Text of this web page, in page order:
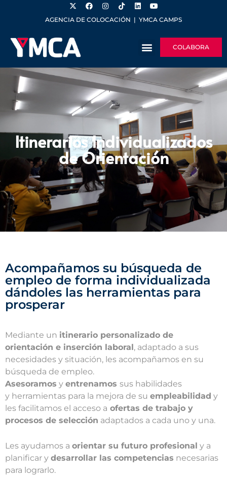
AGENCIA DE COLOCACIÓN | YMCA CAMPS
COLABORA
Itinerarios Individualizados
de Orientación
Acompañamos su búsqueda de
empleo de forma individualizada
dándoles las herramientas para
prosperar
Mediante un itinerario personalizado de
orientación e inserción laboral, adaptado a sus
necesidades y situación, les acompañamos en su
búsqueda de empleo.
Asesoramos y entrenamos sus habilidades
y herramientas para la mejora de su empleabilidad y
les facilitamos el acceso a ofertas de trabajo y
procesos de selección adaptados a cada uno y una.
Les ayudamos a orientar su futuro profesional y a
planificar y desarrollar las competencias necesarias
para lograrlo.